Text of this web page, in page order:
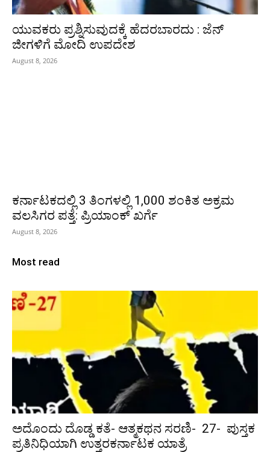
ಯುವಕರು ಪ್ರಶ್ನಿಸುವುದಕ್ಕೆ ಹೆದರಬಾರದು : ಜೆನ್‌
ಜೀಗಳಿಗೆ ಮೋದಿ ಉಪದೇಶ
August 8, 2026
ಕರ್ನಾಟಕದಲ್ಲಿ 3 ತಿಂಗಳಲ್ಲಿ 1,000 ಶಂಕಿತ ಅಕ್ರಮ
ವಲಸಿಗರ ಪತ್ತೆ: ಪ್ರಿಯಾಂಕ್‌ ಖರ್ಗೆ
August 8, 2026
Most read
ಅದೊಂದು ದೊಡ್ಡ ಕತೆ- ಆತ್ಮಕಥನ ಸರಣಿ- 27- ಪುಸ್ತಕ
ಪ್ರತಿನಿಧಿಯಾಗಿ ಉತ್ತರಕರ್ನಾಟಕ ಯಾತ್ರೆ